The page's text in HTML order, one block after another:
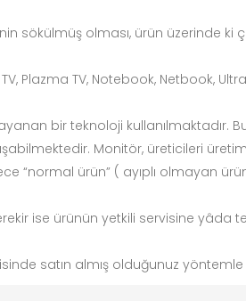
sökülmüş olması, ürün üzerinde
TV, Plazma TV, Notebook,
bir teknoloji
Monitör, üreticileri
“normal ürün” ( ayıplı olmayan
ise ürünün yetkili servisine
satın almış olduğunuz